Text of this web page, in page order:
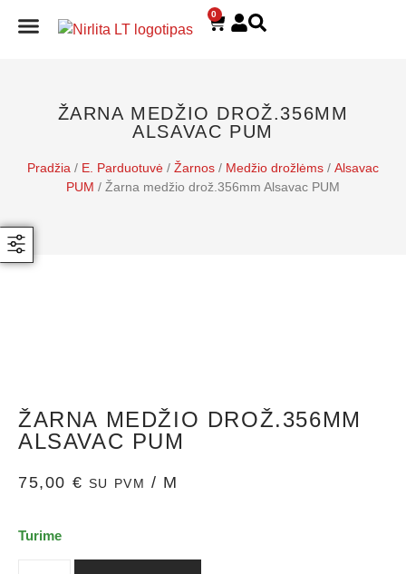
0
ŽARNA MEDŽIO DROŽ.356MM
ALSAVAC PUM
Pradžia / E. Parduotuvė / Žarnos / Medžio drožlėms / Alsavac
PUM / Žarna medžio drož.356mm Alsavac PUM
ŽARNA MEDŽIO DROŽ.356MM
ALSAVAC PUM
75,00 € SU PVM / M
Turime